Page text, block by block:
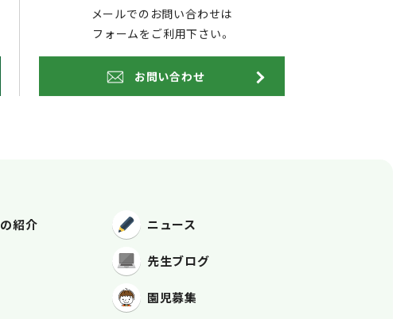
メールでのお問い合わせは
フォームをご利用下さい。
お問い合わせ
の紹介 ニュース
先生ブログ
園児募集